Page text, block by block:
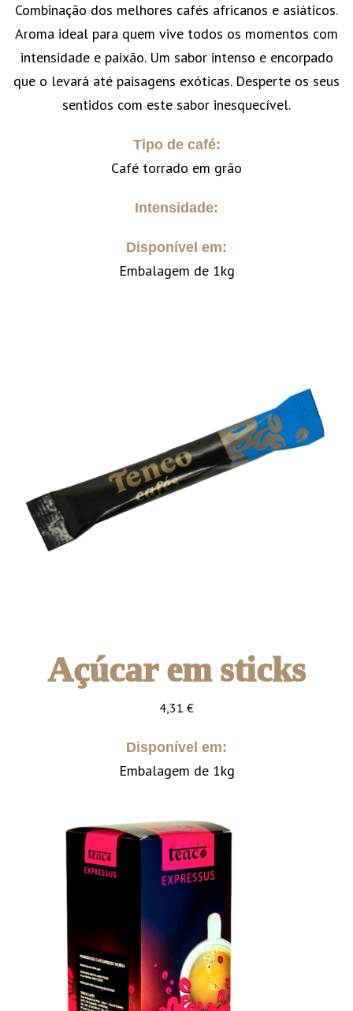
Combinação dos melhores cafés africanos e asiáticos.
Aroma ideal para quem vive todos os momentos com
intensidade e paixão. Um sabor intenso e encorpado
que o levará até paisagens exóticas. Desperte os seus
sentidos com este sabor inesquecível.
Tipo de café:
Café torrado em grão
Intensidade:
Disponível em:
Embalagem de 1kg
Açúcar em sticks
4,31 €
Disponível em:
Embalagem de 1kg